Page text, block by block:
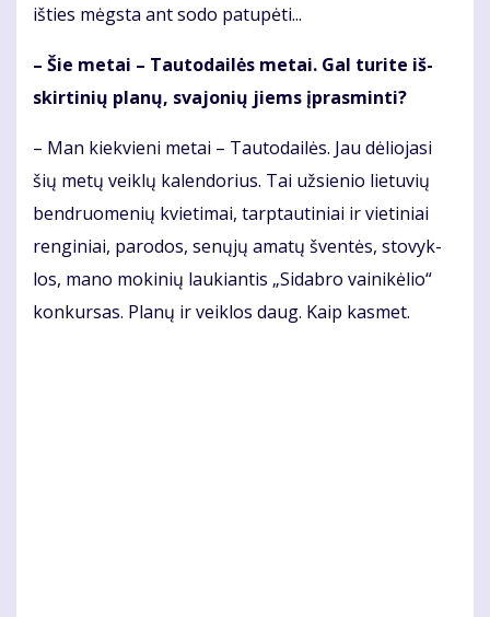
iš­ties mėgs­ta ant so­do pa­tu­pė­ti...
– Šie me­tai – Tau­to­dai­lės me­tai. Gal tu­ri­te iš­
skir­ti­nių pla­nų, sva­jo­nių jiems įpras­min­ti?
– Man kiek­vie­ni me­tai – Tau­to­dai­lės. Jau dė­lio­ja­si
šių me­tų veik­lų ka­len­do­rius. Tai už­sie­nio lie­tu­vių
ben­druo­me­nių kvie­ti­mai, tarp­tau­ti­niai ir vie­ti­niai
ren­gi­niai, pa­ro­dos, se­nų­jų ama­tų šven­tės, sto­vyk­
los, ma­no mo­ki­nių lau­kian­tis „Si­dab­ro vai­ni­kė­lio“
kon­kur­sas. Pla­nų ir veik­los daug. Kaip kas­met.